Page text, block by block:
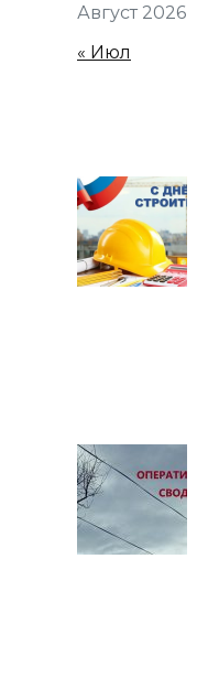
Август 2026
« Июл